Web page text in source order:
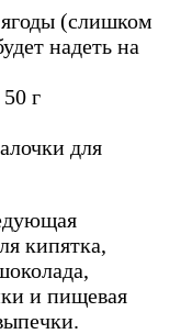
(слишком
надеть на
г
для
кипятка,
и пищевая